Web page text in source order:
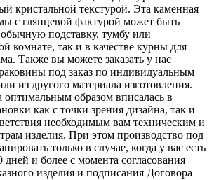
кристальной текстурой. Эта каменная
с глянцевой фактурой может быть
подставку, тумбу или
комнате, так и в качестве курны для
Также вы можете заказать у нас
под заказ по индивидуальным
из другого материала изготовления.
оптимальным образом вписалась в
как с точки зрения дизайна, так и
необходимым вам техническим и
изделия. При этом производство под
только в случае, когда у вас есть
дней и более с момента согласования
изделия и подписания Договора